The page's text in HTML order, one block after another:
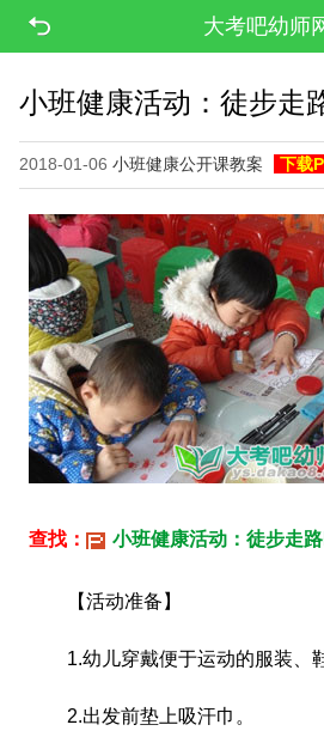
大考吧幼师
小班健康活动：徒步走
2018-01-06 小班健康公开课教案 下载
查找： 小班健康活动：徒步走
【活动准备】
1.幼儿穿戴便于运动的服装、鞋
2.出发前垫上吸汗巾。